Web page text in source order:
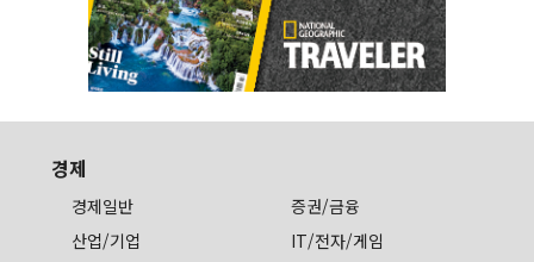
경제
경제일반
증권/금융
산업/기업
IT/전자/게임